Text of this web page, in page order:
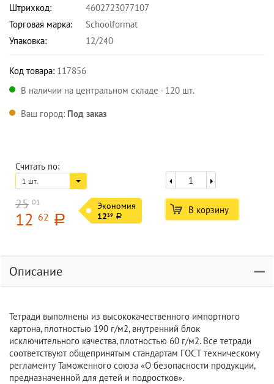
Штрихкод:
4602723077107
Торговая марка:
Schoolformat
Упаковка:
12/240
Код товара: 117856
В наличии на центральном складе - 120 шт.
Ваш город: Под заказ
Считать по:
1 шт.
25 01
12 62 a
Экономия
1239 a
В корзину
Описание
Тетради выполнены из высококачественного импортного
картона, плотностью 190 г/м2, внутренний блок
исключительного качества, плотностью 60 г/м2. Все тетради
соответствуют общепринятым стандартам ГОСТ техническому
регламенту Таможенного союза «О безопасности продукции,
предназначенной для детей и подростков».